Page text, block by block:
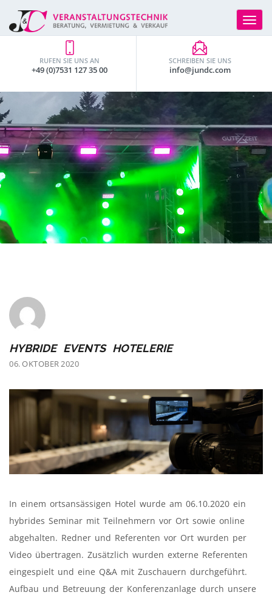
Toggle
SCHREIBEN SIE UNS
info@jundc.com
RUFEN SIE UNS AN
+49 (0)7531 127 35 00
HYBRIDE EVENTS HOTELERIE
06. OKTOBER 2020
In einem ortsansässigen Hotel wurde am 06.10.2020 ein
hybrides Seminar mit Teilnehmern vor Ort sowie online
abgehalten. Redner und Referenten vor Ort wurden per
Video übertragen. Zusätzlich wurden externe Referenten
eingespielt und eine Q&A mit Zuschauern durchgeführt.
Aufbau und Betreuung der Konferenzanlage durch unsere